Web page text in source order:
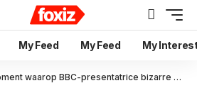
My Feed My Feed My
BBC-presentatrice bizarre pose aanneemt zonder te weten dat ze live in de uitzending is